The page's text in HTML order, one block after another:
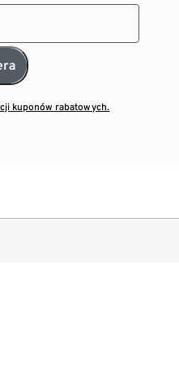
kuponów rabatowych.